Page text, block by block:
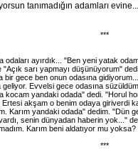
tanımadığın adamları evine...
***
odaları ayırdık... "Ben yeni yatak
"Açık sarı yapmayı düşünüyorum"
bir gece ben onun odasına
geliyor. Evvelsi gece odasına
kocam yandaki odada" dedi. "Horul
Ertesi akşam o benim odaya giriverdi
Karım yandaki odada" dedim. "Dün
senin dünyadan haberin yok..."
Karım beni aldatıyor mu yoksa?
***